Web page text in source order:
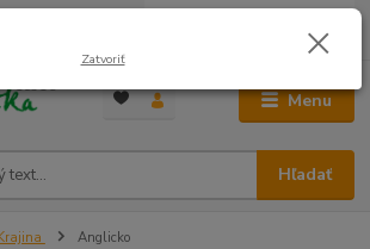
Menu
Hľadať
0,00 €
Anglicko
Zatvoriť